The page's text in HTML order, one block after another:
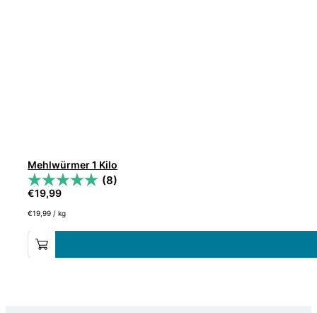
Mehlwürmer 1 Kilo
(8)
€19,99
€19,99 /kg